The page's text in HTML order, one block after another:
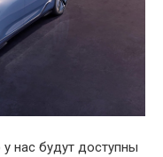
нас будут доступны